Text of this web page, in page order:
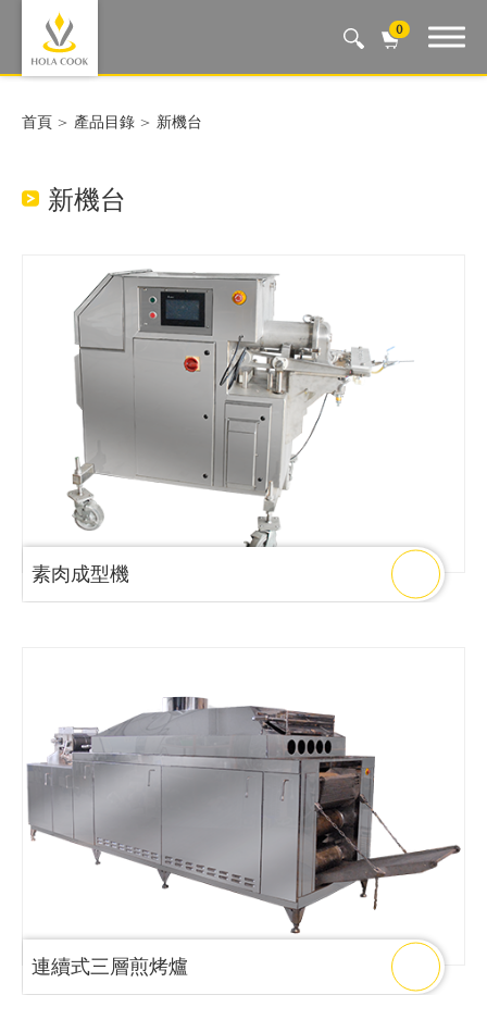
0
Auto Machine, Smart Life
首頁 產品目錄 新機台
新機台
素肉成型機
連續式三層煎烤爐